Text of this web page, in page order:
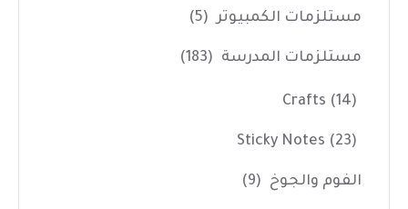
مستلزمات الكمبيوتر (5)
مستلزمات المدرسة (183)
Crafts (14)
Sticky Notes (23)
الفوم والجوخ (9)